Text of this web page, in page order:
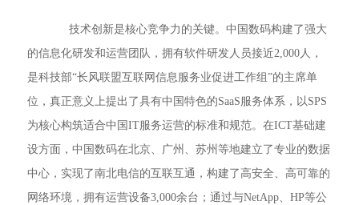
技术创新是核心竞争力的关键。中国数码构建了强大
的信息化研发和运营团队，拥有软件研发人员接近2,000人，
是科技部“长风联盟互联网信息服务业促进工作组”的主席单
位，真正意义上提出了具有中国特色的SaaS服务体系，以SPS
为核心构筑适合中国IT服务运营的标准和规范。在ICT基础建
设方面，中国数码在北京、广州、苏州等地建立了专业的数据
中心，实现了南北电信的互联互通，构建了高安全、高可靠的
网络环境，拥有运营设备3,000余台；通过与NetApp、HP等公